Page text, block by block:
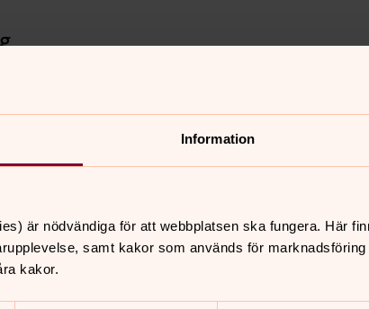
Information
är nödvändiga för att webbplatsen ska fungera. Här
samt kakor som används för
kakor.
året”